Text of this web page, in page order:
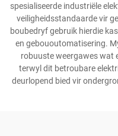
spesialiseerde industriële
veiligheidsstandaarde vir
boubedryf gebruik hierdie
en gebououtomatisering.
robuuste weergawes wat
terwyl dit betroubare
deurlopend bied vir